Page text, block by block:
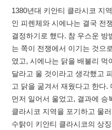
1380년대 키안티 클라시코 지
인 피렌체와 시에나는 결국 전
결정하기로 했다. 참 우스운 방
는 쪽이 전쟁에서 이기는 것으
였고, 시에나는 닭을 배불리 먹
달라고 울 것이라고 생각했고
고 닭을 굶겨서 재웠다고 한다.
먼저 일어서 울었고, 결과에 승
클라시코 지역을 포기하고 물
수탉이 키안티 클라시코의 상